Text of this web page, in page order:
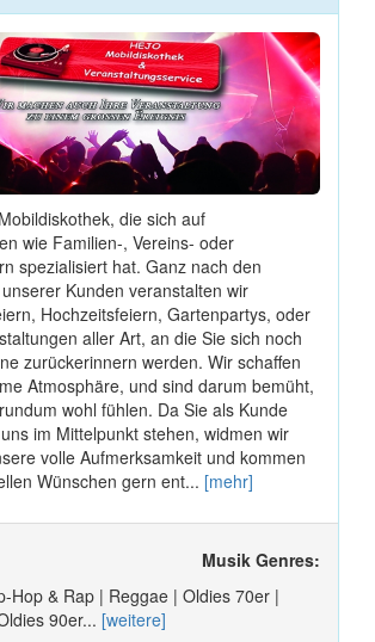
die sich auf
wie Familien-, Vereins- oder
spezialisiert hat. Ganz nach den
Kunden veranstalten wir
Hochzeitsfeiern, Gartenpartys, oder
aller Art, an die Sie sich noch
zurückerinnern werden. Wir schaffen
Atmosphäre, und sind darum bemüht,
wohl fühlen. Da Sie als Kunde
im Mittelpunkt stehen, widmen wir
volle Aufmerksamkeit und kommen
Wünschen gern ent... [mehr]
Musik Genres:
Hop & Rap | Reggae | Oldies 70er |
90er... [weitere]